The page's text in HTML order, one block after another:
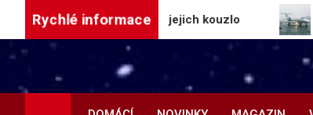
content
Rychlé informace
a objevuje jejich kouzlo Irský